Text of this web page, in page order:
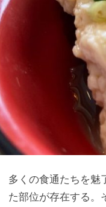
多くの食通たちを魅
た部位が存在する。